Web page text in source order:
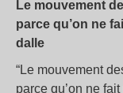
Le mouvement
parce qu’on ne
dalle
“Le mouvement
parce qu’on ne